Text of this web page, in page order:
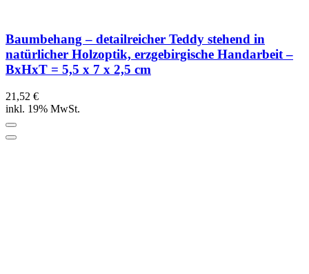
Baumbehang – detailreicher Teddy stehend in
natürlicher Holzoptik, erzgebirgische Handarbeit –
BxHxT = 5,5 x 7 x 2,5 cm
21,52 €
inkl. 19% MwSt.